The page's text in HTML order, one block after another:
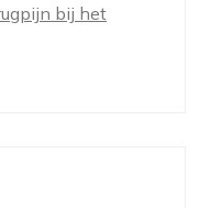
bij het